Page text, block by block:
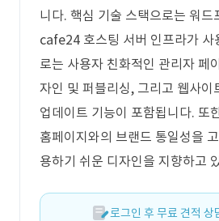
니다. 핵심 기술 스택으로는 워드
cafe24 호스팅 서버 인프라가 사
로는 사용자 친화적인 관리자 페
자인 및 퍼블리싱, 그리고 웹사이
업데이트 기능이 포함됩니다. 또
홈페이지와의 브랜드 통일성을
용하기 쉬운 디자인을 지향하고
로그인 후 무료 견적 상